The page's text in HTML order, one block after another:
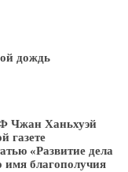
дождь
Чжан Ханьхуэй
газете
«Развитие дела
имя благополучия